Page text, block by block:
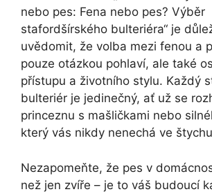
nebo pes: Fena nebo pes? Výběr
stafordšírského bulteriéra“ je
uvědomit, že volba mezi fenou a
pouze otázkou pohlaví, ale také
přístupu a životního stylu. Každý
bulteriér je jedinečný, ať už se
princeznu s mašličkami nebo
který vás nikdy nenechá ve
Nezapomeňte, že pes v
než jen zvíře – je to váš budoucí